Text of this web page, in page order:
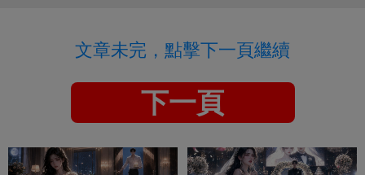
文章未完，點擊下一頁繼續
下一頁